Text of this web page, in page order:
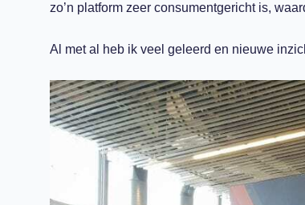
zo’n platform zeer consumentgericht is,
Al met al heb ik veel geleerd en nieuwe